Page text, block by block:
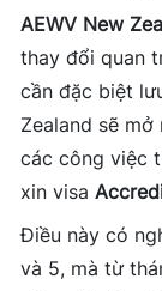
AEWV New
thay đổi quan
cần đặc biệt
Zealand sẽ
các công việc
xin visa
Điều này có
và 5, mà từ